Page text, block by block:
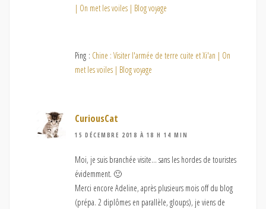
| On met les voiles | Blog voyage
Ping : Chine : Visiter l'armée de terre cuite et Xi'an | On
met les voiles | Blog voyage
CuriousCat
15 DÉCEMBRE 2018 À 18 H 14 MIN
Moi, je suis branchée visite… sans les hordes de touristes
évidemment. 🙂
Merci encore Adeline, après plusieurs mois off du blog
(prépa. 2 diplômes en parallèle, gloups), je viens de